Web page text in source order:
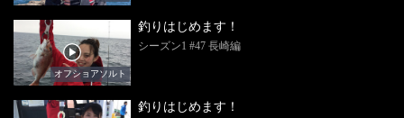
オフショアソルト
釣りはじめます！
シーズン1 #47 長崎編
釣りはじめます！